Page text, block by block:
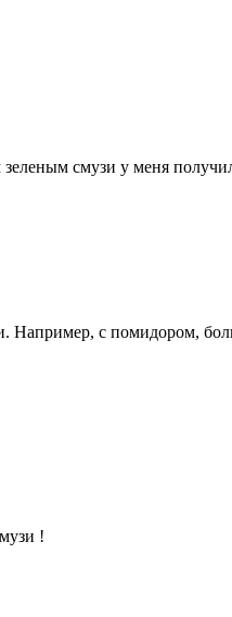
смузи у меня
Например, с помидором,
!